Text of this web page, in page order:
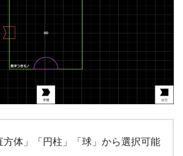
体」「円柱」「球」から選択可能